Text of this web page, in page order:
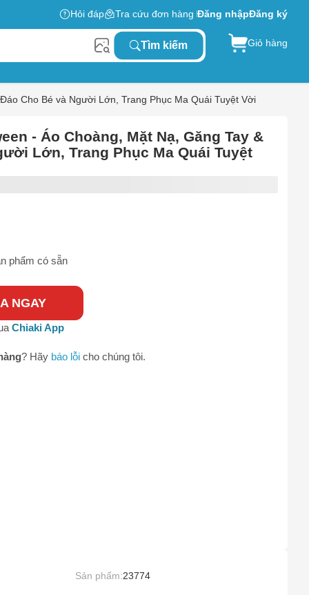
Hỏi đáp Tra cứu đơn hàng Đăng nhậpĐăng ký
Tìm kiếm Giỏ hàng
Cho Bé và Người Lớn, Trang Phục Ma Quái Tuyệt Vời
- Áo Choàng, Mặt Nạ, Găng Tay &
Lớn, Trang Phục Ma Quái Tuyệt
phẩm có sẵn
NGAY
Chiaki App
? Hãy báo lỗi cho chúng tôi.
Sản phẩm:23774